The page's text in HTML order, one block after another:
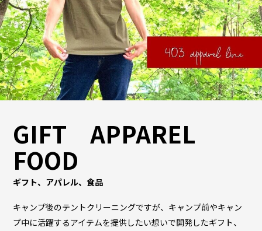
GIFT APPAREL
FOOD
ギフト、アパレル、食品
キャンプ後のテントクリーニングですが、キャンプ前やキャン
プ中に活躍するアイテムを提供したい想いで開発したギフト、